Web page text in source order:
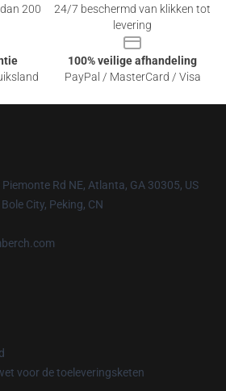
200
24/7 beschermd van klikken tot
levering
100% veilige afhandeling
PayPal / MasterCard / Visa
Rd NE, Atlanta, GA 30305, US
City, Peking, CN
voor de toeleveringsketen